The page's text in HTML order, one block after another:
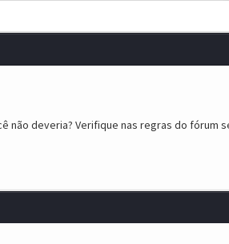
não deveria? Verifique nas regras do fórum